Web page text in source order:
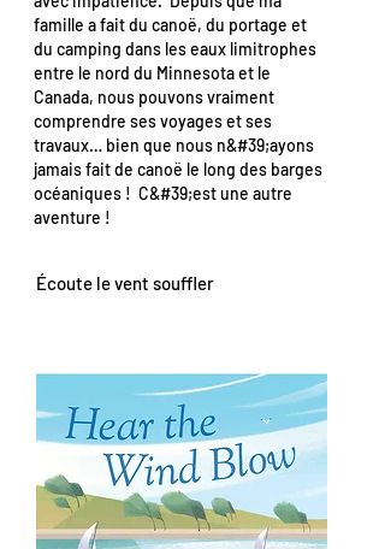
famille a fait du canoë, du portage et
du camping dans les eaux limitrophes
entre le nord du Minnesota et le
Canada, nous pouvons vraiment
comprendre ses voyages et ses
travaux… bien que nous n&#39;ayons
jamais fait de canoë le long des barges
océaniques ! C&#39;est une autre
aventure !
Écoute le vent souffler